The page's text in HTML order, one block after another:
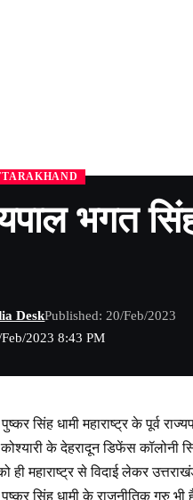
भगत
2023 8:43 PM
DeskPublished: 20/Feb/2023
सिंह धामी महाराष्ट्र के पूर्व
के देहरादून डिफेंस कॉलोनी
ही महाराष्ट्र से विदाई लेकर
सिंह धामी के राजनीतिक गुरु भी